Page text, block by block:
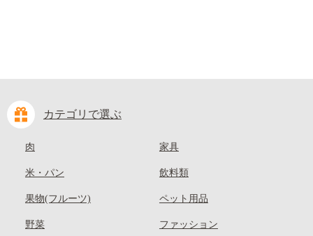
カテゴリで選ぶ
肉
米・パン
果物(フルーツ)
野菜
家具
飲料類
ペット用品
ファッション